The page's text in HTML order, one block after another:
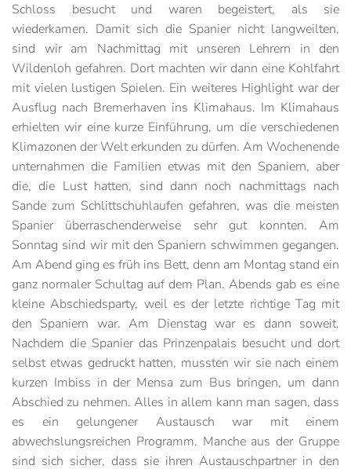
Schloss besucht und waren begeistert, als sie
wiederkamen. Damit sich die Spanier nicht langweilten,
sind wir am Nachmittag mit unseren Lehrern in den
Wildenloh gefahren. Dort machten wir dann eine Kohlfahrt
mit vielen lustigen Spielen. Ein weiteres Highlight war der
Ausflug nach Bremerhaven ins Klimahaus. Im Klimahaus
erhielten wir eine kurze Einführung, um die verschiedenen
Klimazonen der Welt erkunden zu dürfen. Am Wochenende
unternahmen die Familien etwas mit den Spaniern, aber
die, die Lust hatten, sind dann noch nachmittags nach
Sande zum Schlittschuhlaufen gefahren, was die meisten
Spanier überraschenderweise sehr gut konnten. Am
Sonntag sind wir mit den Spaniern schwimmen gegangen.
Am Abend ging es früh ins Bett, denn am Montag stand ein
ganz normaler Schultag auf dem Plan. Abends gab es eine
kleine Abschiedsparty, weil es der letzte richtige Tag mit
den Spaniern war. Am Dienstag war es dann soweit.
Nachdem die Spanier das Prinzenpalais besucht und dort
selbst etwas gedruckt hatten, mussten wir sie nach einem
kurzen Imbiss in der Mensa zum Bus bringen, um dann
Abschied zu nehmen. Alles in allem kann man sagen, dass
es ein gelungener Austausch war mit einem
abwechslungsreichen Programm. Manche aus der Gruppe
sind sich sicher, dass sie ihren Austauschpartner in den